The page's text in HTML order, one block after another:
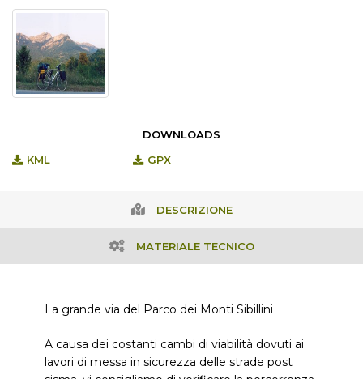
DOWNLOADS
KML
GPX
DESCRIZIONE
MATERIALE TECNICO
La grande via del Parco dei Monti Sibillini
A causa dei costanti cambi di viabilità dovuti ai
lavori di messa in sicurezza delle strade post